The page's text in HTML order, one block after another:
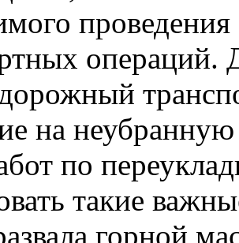
на
по
такие
горной